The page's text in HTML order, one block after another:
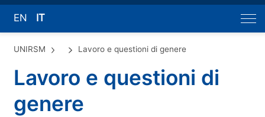
EN IT
UNIRSM Lavoro e questioni di genere
Lavoro e questioni di
genere